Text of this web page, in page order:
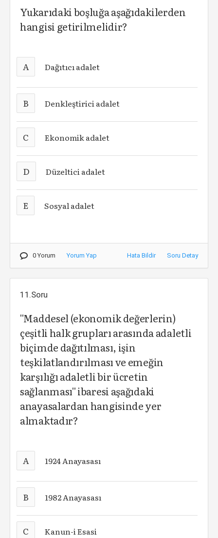
Yukarıdaki boşluğa aşağıdakilerden
hangisi getirilmelidir?
A Dağıtıcı adalet
B Denkleştirici adalet
C Ekonomik adalet
D Düzeltici adalet
E Sosyal adalet
0 Yorum Yorum Yap Hata Bildir Soru Detay
11.Soru
''Maddesel (ekonomik değerlerin)
çeşitli halk grupları arasında adaletli
biçimde dağıtılması, işin
teşkilatlandırılması ve emeğin
karşılığı adaletli bir ücretin
sağlanması'' ibaresi aşağıdaki
anayasalardan hangisinde yer
almaktadır?
A 1924 Anayasası
B 1982 Anayasası
C Kanun-i Esasi